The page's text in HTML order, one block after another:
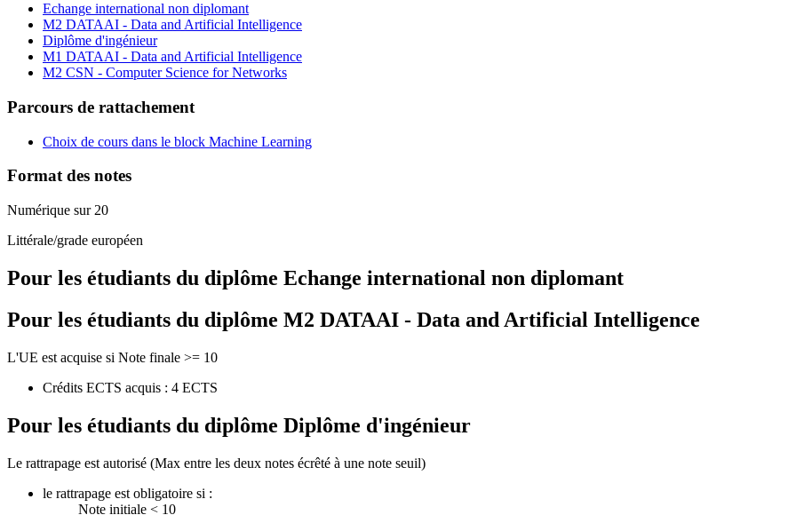
Echange international non diplomant
M2 DATAAI - Data and Artificial Intelligence
Diplôme d'ingénieur
M1 DATAAI - Data and Artificial Intelligence
M2 CSN - Computer Science for Networks
Parcours de rattachement
Choix de cours dans le block Machine Learning
Format des notes
Numérique sur 20
Littérale/grade européen
Pour les étudiants du diplôme Echange international non diplomant
Pour les étudiants du diplôme M2 DATAAI - Data and Artificial Intelligence
L'UE est acquise si Note finale >= 10
Crédits ECTS acquis : 4 ECTS
Pour les étudiants du diplôme Diplôme d'ingénieur
Le rattrapage est autorisé (Max entre les deux notes écrêté à une note seuil)
le rattrapage est obligatoire si :
Note initiale < 10